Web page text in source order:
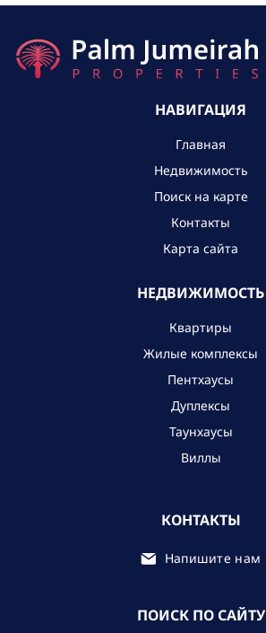
НАВИГАЦИЯ
Главная
Недвижимость
Поиск на карте
Контакты
Карта сайта
НЕДВИЖИМОСТЬ
Квартиры
Жилые комплексы
Пентхаусы
Дуплексы
Таунхаусы
Виллы
КОНТАКТЫ
Напишите нам
ПОИСК ПО САЙТУ